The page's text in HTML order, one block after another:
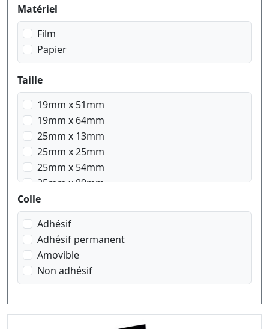
Matériel
Film
Papier
Taille
19mm x 51mm
19mm x 64mm
25mm x 13mm
25mm x 25mm
25mm x 54mm
25mm x 89mm
28mm x 89mm
32mm x 57mm
36mm x 89mm
50mm x 12mm
51mm x 89mm
54mm x 25mm
57mm x 32mm
Colle
Adhésif
Adhésif permanent
Amovible
Non adhésif